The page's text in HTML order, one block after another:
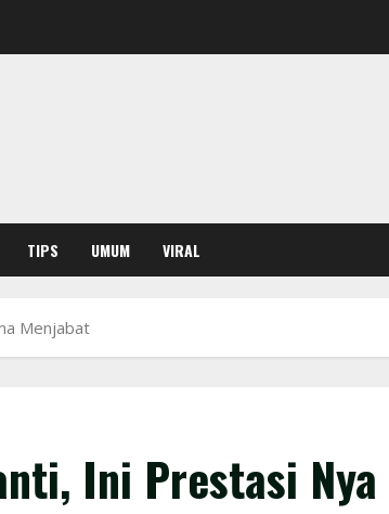
TIPS UMUM VIRAL
Menjabat
Ini Prestasi Nya